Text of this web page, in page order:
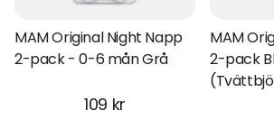
MAM Original Night Napp
2-pack - 0-6 mån Grå
109 kr
MAM
2-pack